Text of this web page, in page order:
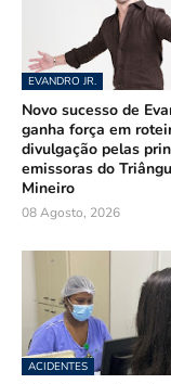
EVANDRO JR.
Novo sucesso de
ganha força em
divulgação pelas
emissoras do
Mineiro
08 Agosto, 2026
ACIDENTES